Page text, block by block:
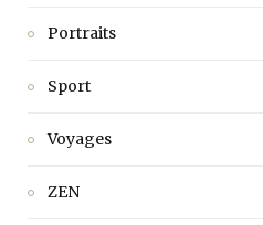
Portraits
Sport
Voyages
ZEN